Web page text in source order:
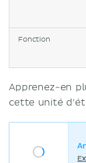
Fonction
Apprenez-en
cette unité